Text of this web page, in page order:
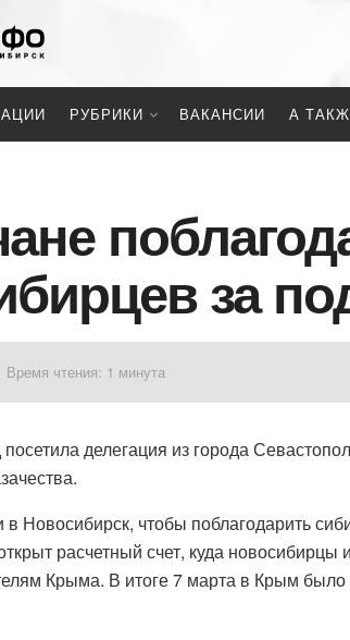
РУБРИКИ ВАКАНСИИ А
за
Время чтения: 1 минута
делегация из города
Новосибирск, чтобы поблагодарить
расчетный счет, куда новосибирцы
Крыма. В итоге 7 марта в Крым